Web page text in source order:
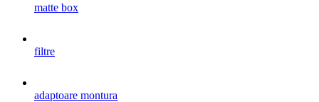
matte box
filtre
adaptoare montura